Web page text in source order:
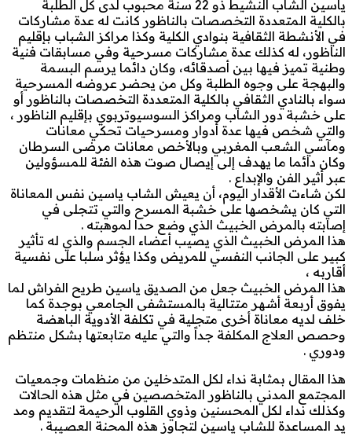
ياسين الشاب النشيط ذو 22 سنة محبوب لدى كل الطلبة
بالكلية المتعددة التخصصات بالناظور كانت له عدة مشاركات
في الأنشطة الثقافية بنوادي الكلية وكذا مراكز الشباب بإقليم
الناظور، له كذلك عدة مشاركات مسرحية وفي مسابقات فنية
وطنية تميز فيها بين أصدقائه، وكان دائما يرسم البسمة
والبهجة على وجوه الطلبة وكل من يحضر عروضه المسرحية
سواء بالنادي الثقافي بالكلية المتعددة التخصصات بالناظور أو
على خشبة دور الشاب ومراكز السوسيوتربوي بإقليم الناظور ،
والتي شخص فيها عدة أدوار ومسرحيات تحكي معانات
ومآسي الشعب المغربي وبالأخص معانات مرضى السرطان
وكان دائما ما يهدف إلى إيصال صوت هذه الفئة للمسؤولين
عبر أثير الفن والإبداع .
لكن شاءت الأقدار اليوم، أن يعيش الشاب ياسين نفس المعاناة
التي كان يشخصها على خشبة المسرح والتي تتجلى في
إصابته بالمرض الخبيث الذي وضع حدا لموهبته .
هذا المرض الخبيث الذي يصيب أعضاء الجسم والذي له تأثير
كبير على الجانب النفسي للمريض وكذا يؤثر سلبا على نفسية
أقاربه ،
هذا المرض الخبيث جعل من الصديق ياسين طريح الفراش لما
يفوق أربعة أشهر متتالية بالمستشفى الجامعي بوجدة كما
خلف لديه معاناة أخرى متجلية في تكلفة الأدوية الباهضة
وحصص العلاج المكلفة جداً والتي عليه متابعتها بشكل منتظم
ودوري .
هذا المقال بمثابة نداء لكل المتدخلين من منظمات وجمعيات
المجتمع المدني بالناظور المتخصصين في مثل هذه الحالات
وكذلك نداء لكل المحسنين وذوي القلوب الرحيمة لتقديم ومد
يد المساعدة للشاب ياسين لتجاوز هذه المحنة العصيبة .